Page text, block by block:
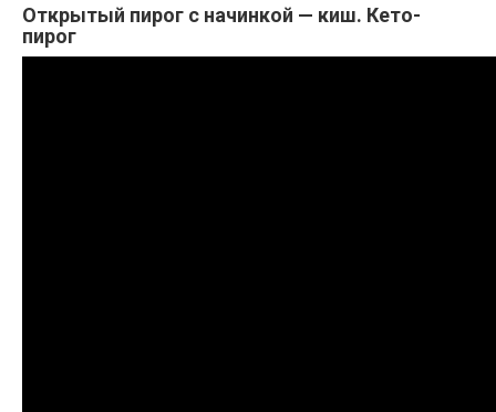
Открытый пирог с начинкой — киш. Кето-
пирог